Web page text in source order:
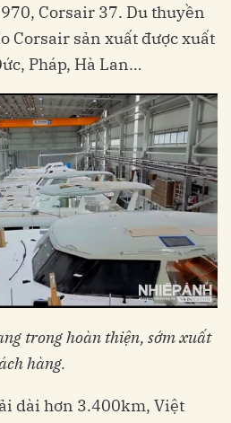
Corsair 37. Du thuyền
Corsair sản xuất được xuất
Pháp, Hà Lan…
trong hoàn thiện, sớm xuất
hàng.
dài hơn 3.400km, Việt